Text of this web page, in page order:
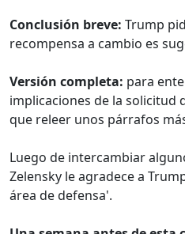
Conclusión breve: Trump
recompensa a cambio es
Versión completa: para
implicaciones de la solicitud
que releer unos párrafos
Luego de intercambiar
Zelensky le agradece a
área de defensa'.